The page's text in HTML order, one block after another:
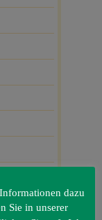
dazu
Sie in unserer